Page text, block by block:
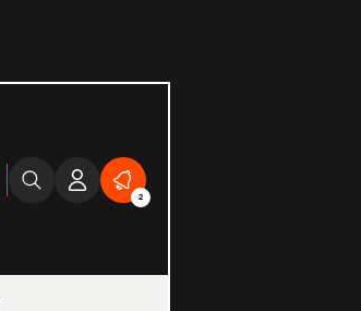
2